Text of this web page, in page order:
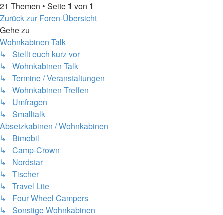
21 Themen • Seite 1 von 1
Zurück zur Foren-Übersicht
Gehe zu
Wohnkabinen Talk
↳ Stellt euch kurz vor
↳ Wohnkabinen Talk
↳ Termine / Veranstaltungen
↳ Wohnkabinen Treffen
↳ Umfragen
↳ Smalltalk
Absetzkabinen / Wohnkabinen
↳ Bimobil
↳ Camp-Crown
↳ Nordstar
↳ Tischer
↳ Travel Lite
↳ Four Wheel Campers
↳ Sonstige Wohnkabinen